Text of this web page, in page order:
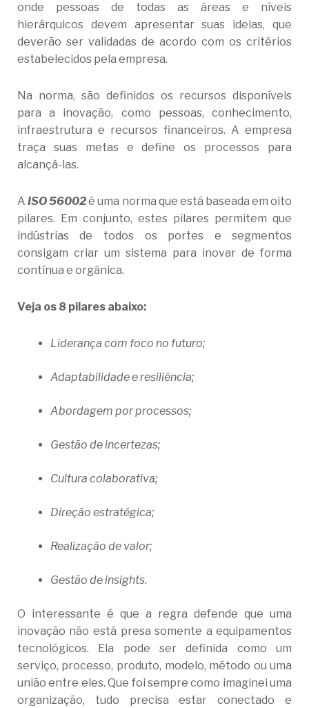
onde pessoas de todas as áreas e níveis
hierárquicos devem apresentar suas ideias, que
deverão ser validadas de acordo com os critérios
estabelecidos pela empresa.
Na norma, são definidos os recursos disponíveis
para a inovação, como pessoas, conhecimento,
infraestrutura e recursos financeiros. A empresa
traça suas metas e define os processos para
alcançá-las.
A ISO 56002é uma norma que está baseada em oito
pilares. Em conjunto, estes pilares permitem que
indústrias de todos os portes e segmentos
consigam criar um sistema para inovar de forma
contínua e orgânica.
Veja os 8 pilares abaixo:
Liderança com foco no futuro;
Adaptabilidade e resiliência;
Abordagem por processos;
Gestão de incertezas;
Cultura colaborativa;
Direção estratégica;
Realização de valor;
Gestão de insights.
O interessante é que a regra defende que uma
inovação não está presa somente a equipamentos
tecnológicos. Ela pode ser definida como um
serviço, processo, produto, modelo, método ou uma
união entre eles. Que foi sempre como imaginei uma
organização, tudo precisa estar conectado e